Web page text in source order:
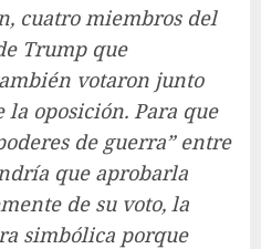
cuatro miembros del
Trump que
votaron junto
la oposición. Para que
de guerra” entre
que aprobarla
de su voto, la
simbólica porque